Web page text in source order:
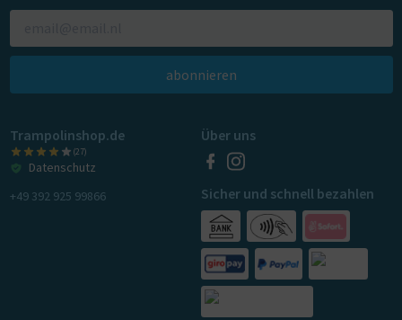
abonnieren
Trampolinshop.de
(27)
Datenschutz
+49 392 925 99866
Über uns
Sicher und schnell bezahlen